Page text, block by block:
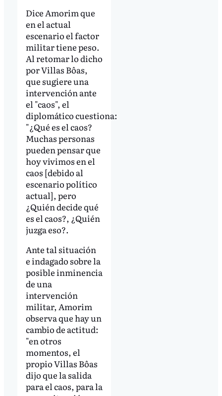
Dice Amorim que
en el actual
escenario el factor
militar tiene peso.
Al retomar lo dicho
por Villas Bôas,
que sugiere una
intervención ante
el "caos", el
diplomático cuestiona:
"¿Qué es el caos?
Muchas personas
pueden pensar que
hoy vivimos en el
caos [debido al
escenario político
actual], pero
¿Quién decide qué
es el caos?, ¿Quién
juzga eso?.
Ante tal situación
e indagado sobre la
posible inminencia
de una
intervención
militar, Amorim
observa que hay un
cambio de actitud:
"en otros
momentos, el
propio Villas Bôas
dijo que la salida
para el caos, para la